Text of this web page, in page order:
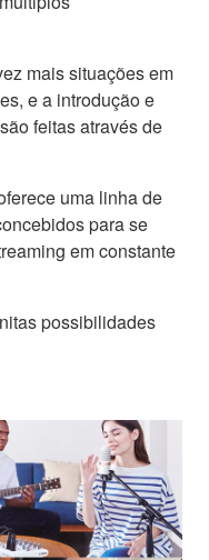
mais situações em
e a introdução e
feitas através de
uma linha de
para se
em constante
possibilidades